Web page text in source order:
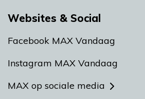
Websites & Social
Facebook MAX Vandaag
Instagram MAX Vandaag
MAX op sociale media